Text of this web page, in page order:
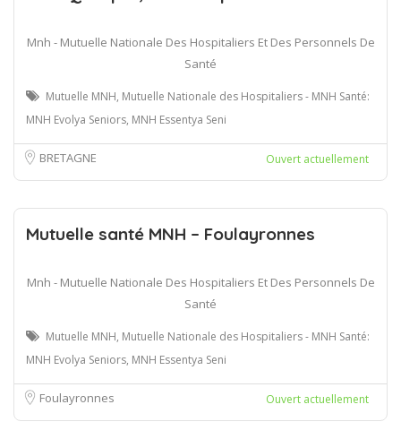
Mnh - Mutuelle Nationale Des Hospitaliers Et Des Personnels De
Santé
Mutuelle MNH, Mutuelle Nationale des Hospitaliers - MNH Santé:
MNH Evolya Seniors, MNH Essentya Seni
BRETAGNE Ouvert actuellement
Mutuelle santé MNH – Foulayronnes
Mnh - Mutuelle Nationale Des Hospitaliers Et Des Personnels De
Santé
Mutuelle MNH, Mutuelle Nationale des Hospitaliers - MNH Santé:
MNH Evolya Seniors, MNH Essentya Seni
Foulayronnes Ouvert actuellement